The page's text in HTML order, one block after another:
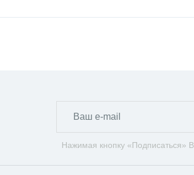
Нажимая кнопку «Подписаться»